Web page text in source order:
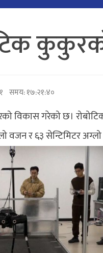
समय: १७:२१:४०
विकास गरेको छ।
र ६३ सेन्टिमिटर अग्लो